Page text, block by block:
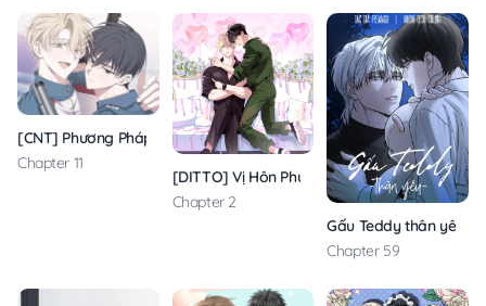
[CNT] Phương Pháp Nhắm Trúng X
Chapter 11
[DITTO] Vị Hôn Phu Dễ Xấu Hổ Của Tôi
Chapter 2
Gấu Teddy thân yêu
Chapter 59